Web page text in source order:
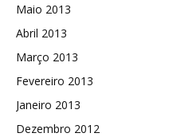
Maio 2013
Abril 2013
Março 2013
Fevereiro 2013
Janeiro 2013
Dezembro 2012